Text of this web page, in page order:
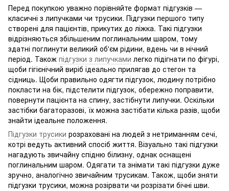
Перед покупкою уважно порівняйте формат підгузків —
класичні з липучками чи трусики. Підгузки першого типу
створені для пацієнтів, прикутих до ліжка. Такі підгузки
відрізняються збільшеним поглинальним шаром, тому
здатні поглинути великий об'єм рідини, вдень чи в нічний
період. Також підгузки з липучками легко підігнати по фігурі,
щоби гігієнічний виріб ідеально прилягав до стегон та
сідниць. Щоби правильно одягти підгузок, людину потрібно
покласти на бік, підстелити підгузок, обережно поправити,
повернути пацієнта на спину, застібнути липучки. Оскільки
застібки багаторазові, їх можна застібати кілька разів, щоби
знайти ідеальне положення.
Підгузки трусики розраховані на людей з нетриманням сечі,
котрі ведуть активний спосіб життя. Візуально такі підгузки
нагадують звичайну спідню білизну, однак оснащені
поглинальним шаром. Одягати та знімати такі підгузки дуже
зручно, аналогічно звичайним трусикам. Також, щоби зняти
підгузки трусики, можна розірвати чи розрізати бічні шви.